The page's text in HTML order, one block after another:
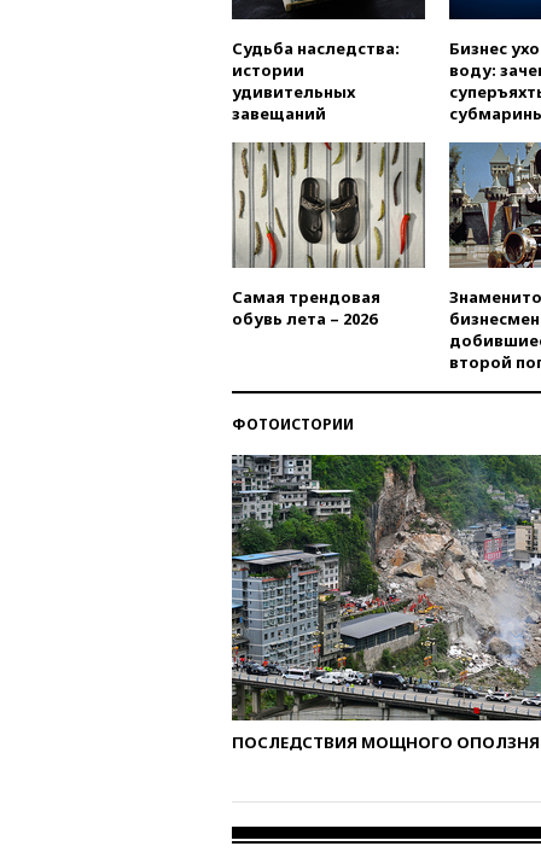
Судьба наследства:
истории
удивительных
завещаний
Бизнес
воду:
Самая трендовая
обувь лета – 2026
второй
ФОТОИСТОРИИ
ПОСЛЕДСТВИЯ МОЩНОГО ОПОЛЗНЯ